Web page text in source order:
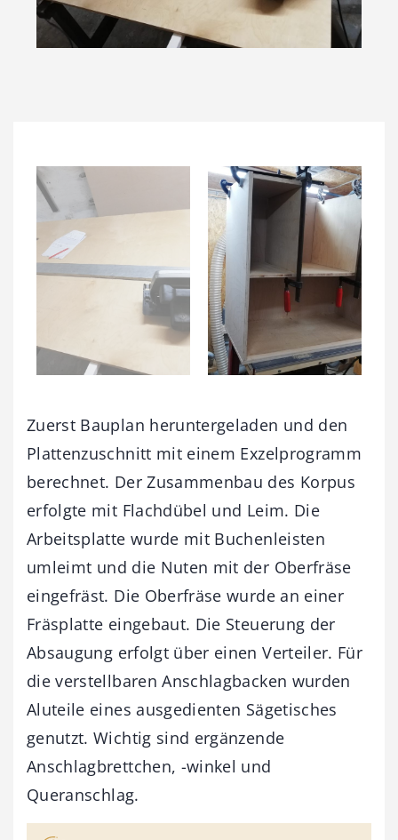
Zuerst Bauplan heruntergeladen und den
Plattenzuschnitt mit einem Exzelprogramm
berechnet. Der Zusammenbau des Korpus
erfolgte mit Flachdübel und Leim. Die
Arbeitsplatte wurde mit Buchenleisten
umleimt und die Nuten mit der Oberfräse
eingefräst. Die Oberfräse wurde an einer
Fräsplatte eingebaut. Die Steuerung der
Absaugung erfolgt über einen Verteiler. Für
die verstellbaren Anschlagbacken wurden
Aluteile eines ausgedienten Sägetisches
genutzt. Wichtig sind ergänzende
Anschlagbrettchen, -winkel und
Queranschlag.